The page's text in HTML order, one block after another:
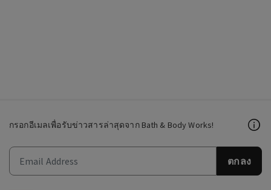
กรอกอีเมลเพื่อรับข่าวสารล่าสุดจาก Bath & Body Works!
ตกลง